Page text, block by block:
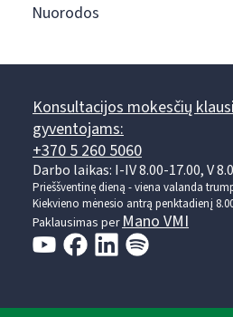
Nuorodos
Konsultacijos mokesčių
gyventojams:
+370 5 260 5060
Darbo laikas: I-IV 8.00-17.00, V
Prieššventinę dieną - viena valanda
Kiekvieno mėnesio antrą penktadienį
Paklausimas per Mano VMI